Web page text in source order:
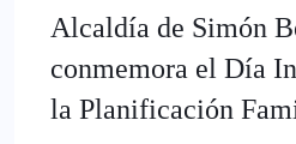
Alcaldía de Simón
conmemora el Día
la Planificación